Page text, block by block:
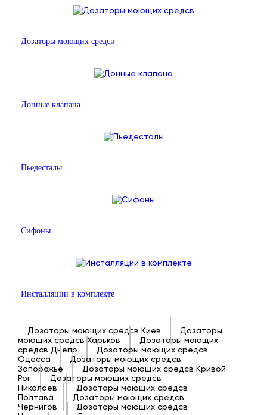
Дозаторы моющих средсв
Донные клапана
Пьедесталы
Сифоны
Инсталляции в комплекте
Дозаторы моющих средсв Киев
Дозаторы
моющих средсв Харьков
Дозаторы моющих
средсв Днепр
Дозаторы моющих средсв
Одесса
Дозаторы моющих средсв
Запорожье
Дозаторы моющих средсв Кривой
Рог
Дозаторы моющих средсв
Николаев
Дозаторы моющих средсв
Полтава
Дозаторы моющих средсв
Чернигов
Дозаторы моющих средсв